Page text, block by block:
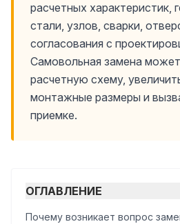
расчетных характеристик,
стали, узлов, сварки,
согласования с
Самовольная замена
расчетную схему,
монтажные размеры и
приемке.
ОГЛАВЛЕНИЕ
Почему возникает вопрос